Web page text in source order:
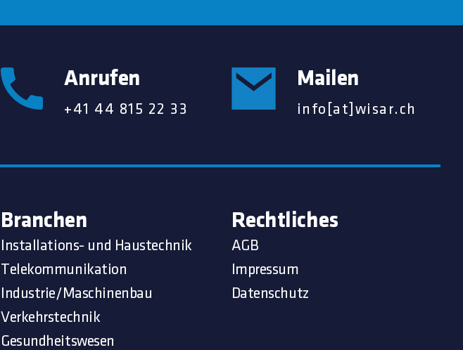
Anrufen
+41 44 815 22 33
Mailen
info[at]wisar.ch
Branchen
Installations- und Haustechnik
Telekommunikation
Industrie/Maschinenbau
Verkehrstechnik
Gesundheitswesen
Rechtliches
AGB
Impressum
Datenschutz